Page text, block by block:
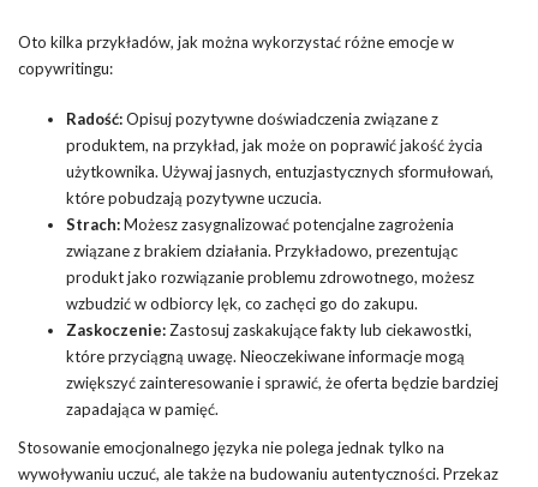
Oto kilka przykładów, jak można wykorzystać różne emocje w
copywritingu:
Radość:Opisuj pozytywne doświadczenia związane z
produktem, na przykład, jak może on poprawić jakość życia
użytkownika. Używaj jasnych, entuzjastycznych sformułowań,
które pobudzają pozytywne uczucia.
Strach:Możesz zasygnalizować potencjalne zagrożenia
związane z brakiem działania. Przykładowo, prezentując
produkt jako rozwiązanie problemu zdrowotnego, możesz
wzbudzić w odbiorcy lęk, co zachęci go do zakupu.
Zaskoczenie: Zastosuj zaskakujące fakty lub ciekawostki,
które przyciągną uwagę. Nieoczekiwane informacje mogą
zwiększyć zainteresowanie i sprawić, że oferta będzie bardziej
zapadająca w pamięć.
Stosowanie emocjonalnego języka nie polega jednak tylko na
wywoływaniu uczuć, ale także na budowaniu autentyczności. Przekaz